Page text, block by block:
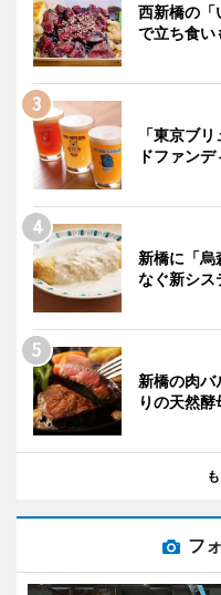
西新橋の
で立ち食い
「東京ブ
ドファン
新橋に「
なぐ新シス
新橋の肉
りの天然
フ